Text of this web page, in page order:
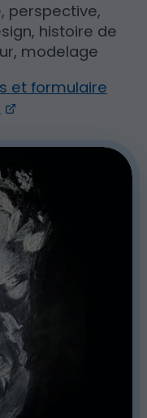
perspective,
histoire de
modelage
et formulaire